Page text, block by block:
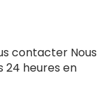
contacter Nous
24 heures en